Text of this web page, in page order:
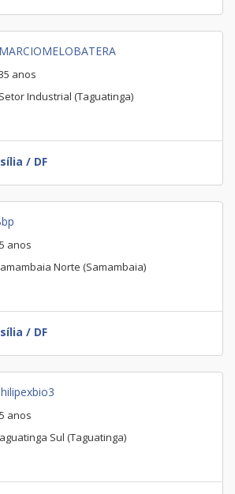
MARCIOMELOBATERA
anos
Setor Industrial (Taguatinga)
/ DF
anos
Norte (Samambaia)
/ DF
anos
Sul (Taguatinga)